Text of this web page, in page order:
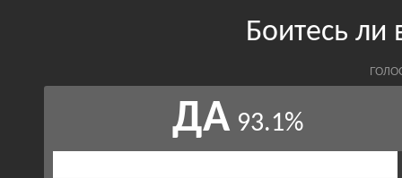
Боитесь ли
ДА 93.1%